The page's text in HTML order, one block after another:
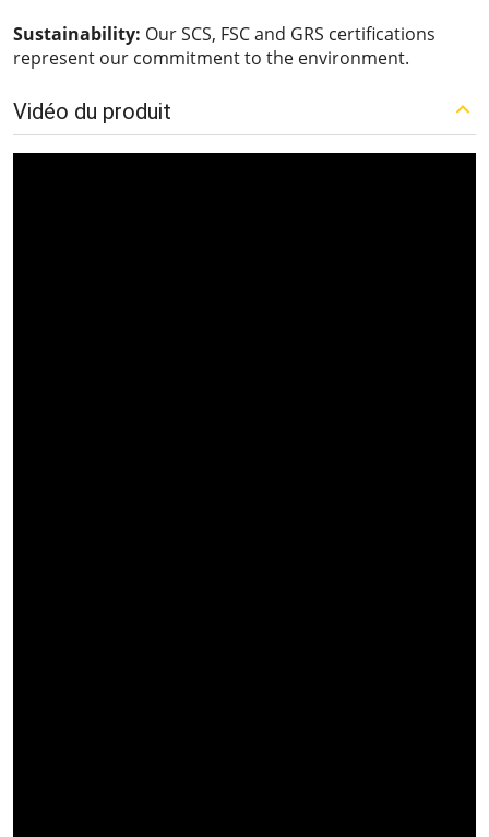
Sustainability: Our SCS, FSC and GRS certifications
represent our commitment to the environment.
Vidéo du produit